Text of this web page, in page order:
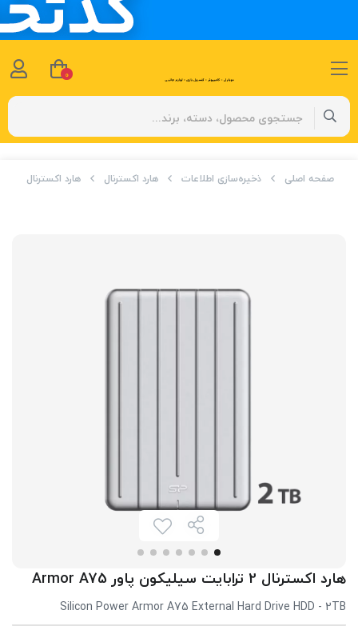
صفحه اصلی ذخیره‌سازی اطلاعات هارد اکسترنال هارد اکسترنال HDD
هارد اکسترنال 2 ترابایت سیلیکون پاور Armor A75
Silicon Power Armor A75 External Hard Drive HDD - 2TB
0